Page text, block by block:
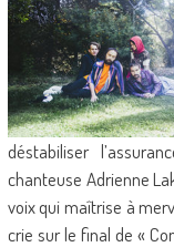
déstabiliser
chanteuse Adrienne
voix qui maîtrise à
crie sur le final de «